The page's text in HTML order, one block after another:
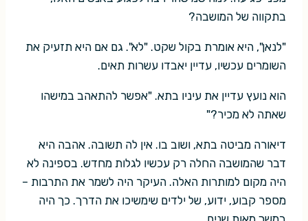
בתקווה של המושבה?
"לנאן", היא אומרת בקול שקט. "לא". גם אם היא תזעיק את
השומרים עכשיו, עדיין יאבדו עשרות תאים.
הוא נועץ עדיין את עיניו בתא. "אפשר להתאהב במישהו
שאתה לא מכיר?"
דיאורה מביטה בתא, ושוב בו. אין לה תשובה. אהבה היא
דבר שהמושבה החלה רק עכשיו לגלות מחדש. בספינה לא
היה מקום למותרות האלה. העיקר היה לשמר את התרבות –
מספר קבוע, ידוע, של ילדים שימשיכו את הדרך. כך היה